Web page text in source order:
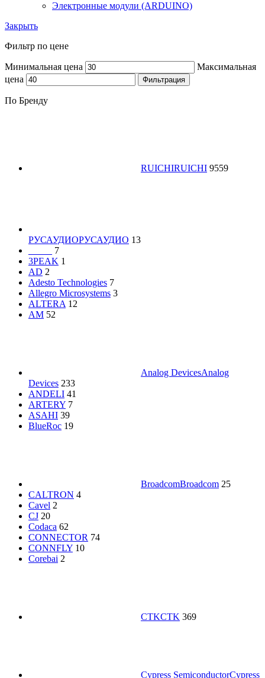
Электронные модули (ARDUINO)
Закрыть
Фильтр по цене
Минимальная цена
Максимальная
цена
Фильтрация
По Бренду
RUICHIRUICHI 9559
РУСАУДИОРУСАУДИО 13
7
3PEAK 1
AD 2
Adesto Technologies 7
Allegro Microsystems 3
ALTERA 12
AM 52
Analog DevicesAnalog
Devices 233
ANDELI 41
ARTERY 7
ASAHI 39
BlueRoc 19
BroadcomBroadcom 25
CALTRON 4
Cavel 2
CJ 20
Codaca 62
CONNECTOR 74
CONNFLY 10
Corebai 2
CTKCTK 369
Cypress SemiconductorCypress